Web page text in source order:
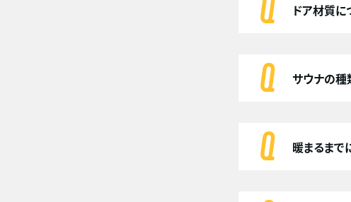
ドア材質に
サウナの種
暖まるまで